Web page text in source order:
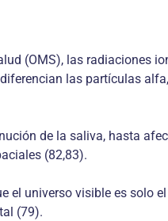
(OMS), las radiacio­nes
las partículas
de la saliva, hasta
(82,83).
el universo visible es solo
(79).